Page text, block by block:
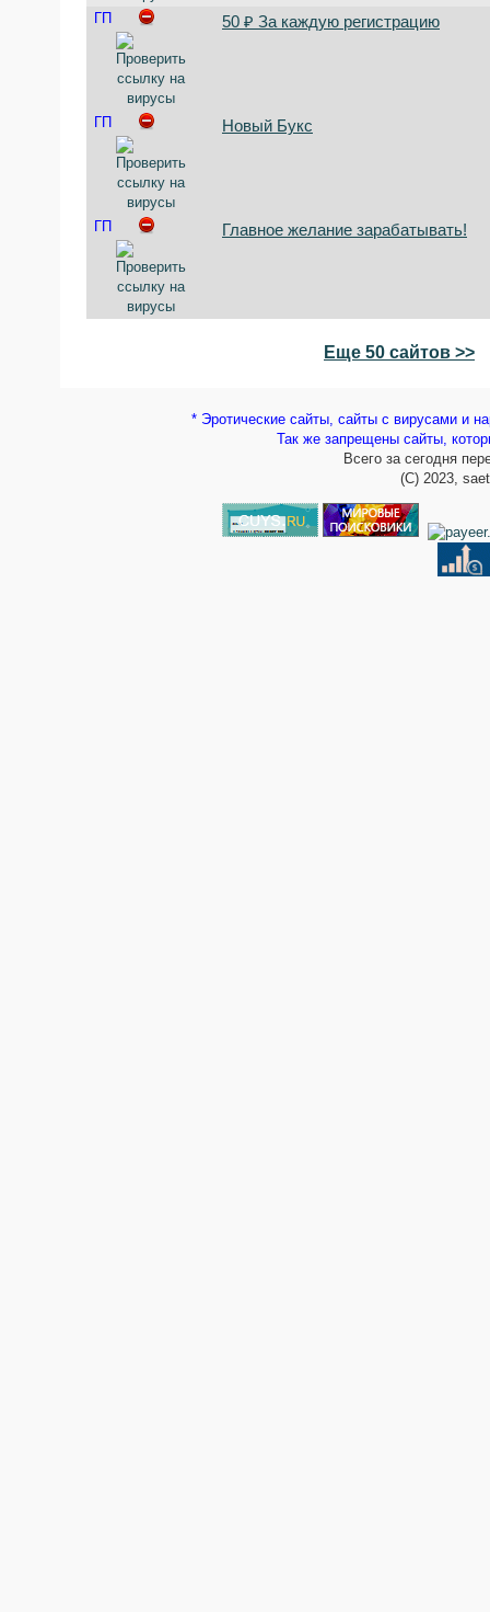
ГП 50 ₽ За каждую регистрацию
ГП Новый Букс
ГП Главное желание зарабатывать!
Еще 50 сайтов >>
* Эротические сайты, сайты с вирусами и
Так же запрещены сайты,
Всего за сегодня
(C) 2023,